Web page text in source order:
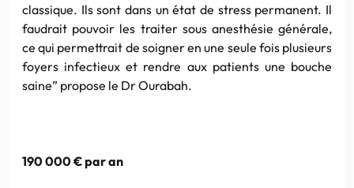
classique. Ils sont dans un état de stress permanent. Il
faudrait pouvoir les traiter sous anesthésie générale,
ce qui permettrait de soigner en une seule fois plusieurs
foyers infectieux et rendre aux patients une bouche
saine” propose le Dr Ourabah.
190 000 € par an